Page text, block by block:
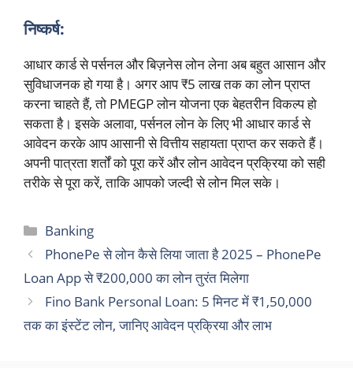
निष्कर्ष:
आधार कार्ड से पर्सनल और बिज़नेस लोन लेना अब बहुत आसान और
सुविधाजनक हो गया है। अगर आप ₹5 लाख तक का लोन प्राप्त
करना चाहते हैं, तो PMEGP लोन योजना एक बेहतरीन विकल्प हो
सकता है। इसके अलावा, पर्सनल लोन के लिए भी आधार कार्ड से
आवेदन करके आप आसानी से वित्तीय सहायता प्राप्त कर सकते हैं।
अपनी पात्रता शर्तों को पूरा करें और लोन आवेदन प्रक्रिया को सही
तरीके से पूरा करें, ताकि आपको जल्दी से लोन मिल सके।
Categories
Banking
PhonePe से लोन कैसे लिया जाता है 2025 – PhonePe
Loan App से ₹200,000 का लोन तुरंत मिलेगा
Fino Bank Personal Loan: 5 मिनट में ₹1,50,000
तक का इंस्टेंट लोन, जानिए आवेदन प्रक्रिया और लाभ